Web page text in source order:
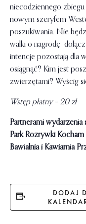
niecodziennego
nowym szeryfem
poszukiwania. Nie
walki o nagrodę
intencje pozostają dla
osiągnąć? Kim jest
zwierzętami? Wyścig
Wstęp płatny – 20 zł
Partnerami wydarzenia
Park Rozrywki Kocham
Bawialnia i Kawiarnia
DODAJ